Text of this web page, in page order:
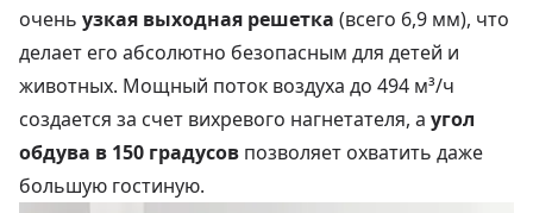
очень узкая выходная решетка (всего 6,9 мм), что
делает его абсолютно безопасным для детей и
животных. Мощный поток воздуха до 494 м³/ч
создается за счет вихревого нагнетателя, а угол
обдува в 150 градусов позволяет охватить даже
большую гостиную.